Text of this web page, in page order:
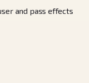
and pass effects